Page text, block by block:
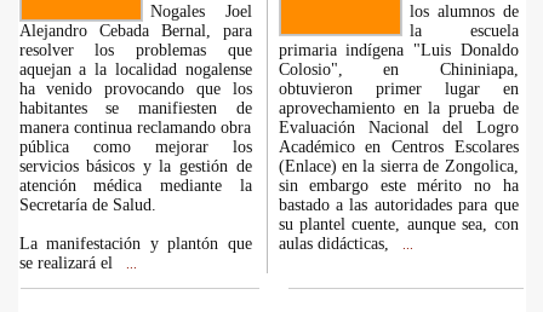
Nogales Joel
Alejandro Cebada Bernal, para
resolver los problemas que
aquejan a la localidad nogalense
ha venido provocando que los
habitantes se manifiesten de
manera continua reclamando obra
pública como mejorar los
servicios básicos y la gestión de
atención médica mediante la
Secretaría de Salud.
La manifestación y plantón que
se realizará el
los alumnos de
la escuela
primaria indígena "Luis Donaldo
Colosio", en Chininiapa,
obtuvieron primer lugar en
aprovechamiento en la prueba de
Evaluación Nacional del Logro
Académico en Centros Escolares
(Enlace) en la sierra de Zongolica,
sin embargo este mérito no ha
bastado a las autoridades para que
su plantel cuente, aunque sea, con
aulas didácticas,